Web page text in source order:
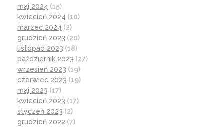
maj 2024 (15)
kwiecień 2024 (10)
marzec 2024 (2)
grudzień 2023 (20)
listopad 2023 (18)
październik 2023 (27)
wrzesień 2023 (19)
czerwiec 2023 (19)
maj 2023 (17)
kwiecień 2023 (17)
styczeń 2023 (2)
grudzień 2022 (7)